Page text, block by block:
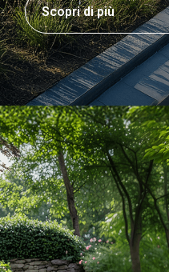
Scopri di più